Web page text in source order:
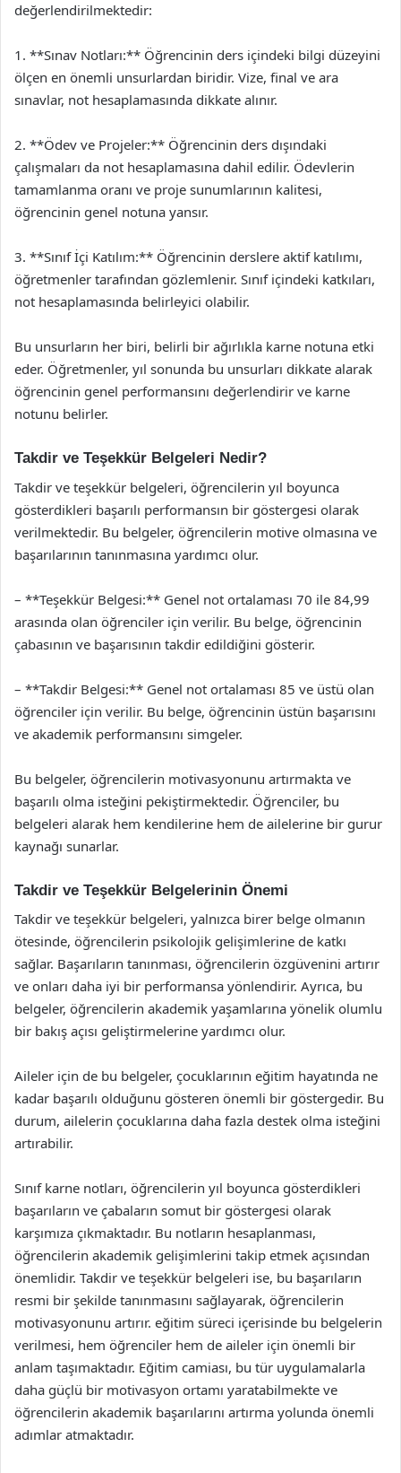
değerlendirilmektedir:
1. **Sınav Notları:** Öğrencinin ders içindeki bilgi düzeyini
ölçen en önemli unsurlardan biridir. Vize, final ve ara
sınavlar, not hesaplamasında dikkate alınır.
2. **Ödev ve Projeler:** Öğrencinin ders dışındaki
çalışmaları da not hesaplamasına dahil edilir. Ödevlerin
tamamlanma oranı ve proje sunumlarının kalitesi,
öğrencinin genel notuna yansır.
3. **Sınıf İçi Katılım:** Öğrencinin derslere aktif katılımı,
öğretmenler tarafından gözlemlenir. Sınıf içindeki katkıları,
not hesaplamasında belirleyici olabilir.
Bu unsurların her biri, belirli bir ağırlıkla karne notuna etki
eder. Öğretmenler, yıl sonunda bu unsurları dikkate alarak
öğrencinin genel performansını değerlendirir ve karne
notunu belirler.
Takdir ve Teşekkür Belgeleri Nedir?
Takdir ve teşekkür belgeleri, öğrencilerin yıl boyunca
gösterdikleri başarılı performansın bir göstergesi olarak
verilmektedir. Bu belgeler, öğrencilerin motive olmasına ve
başarılarının tanınmasına yardımcı olur.
– **Teşekkür Belgesi:** Genel not ortalaması 70 ile 84,99
arasında olan öğrenciler için verilir. Bu belge, öğrencinin
çabasının ve başarısının takdir edildiğini gösterir.
– **Takdir Belgesi:** Genel not ortalaması 85 ve üstü olan
öğrenciler için verilir. Bu belge, öğrencinin üstün başarısını
ve akademik performansını simgeler.
Bu belgeler, öğrencilerin motivasyonunu artırmakta ve
başarılı olma isteğini pekiştirmektedir. Öğrenciler, bu
belgeleri alarak hem kendilerine hem de ailelerine bir gurur
kaynağı sunarlar.
Takdir ve Teşekkür Belgelerinin Önemi
Takdir ve teşekkür belgeleri, yalnızca birer belge olmanın
ötesinde, öğrencilerin psikolojik gelişimlerine de katkı
sağlar. Başarıların tanınması, öğrencilerin özgüvenini artırır
ve onları daha iyi bir performansa yönlendirir. Ayrıca, bu
belgeler, öğrencilerin akademik yaşamlarına yönelik olumlu
bir bakış açısı geliştirmelerine yardımcı olur.
Aileler için de bu belgeler, çocuklarının eğitim hayatında ne
kadar başarılı olduğunu gösteren önemli bir göstergedir. Bu
durum, ailelerin çocuklarına daha fazla destek olma isteğini
artırabilir.
Sınıf karne notları, öğrencilerin yıl boyunca gösterdikleri
başarıların ve çabaların somut bir göstergesi olarak
karşımıza çıkmaktadır. Bu notların hesaplanması,
öğrencilerin akademik gelişimlerini takip etmek açısından
önemlidir. Takdir ve teşekkür belgeleri ise, bu başarıların
resmi bir şekilde tanınmasını sağlayarak, öğrencilerin
motivasyonunu artırır. eğitim süreci içerisinde bu belgelerin
verilmesi, hem öğrenciler hem de aileler için önemli bir
anlam taşımaktadır. Eğitim camiası, bu tür uygulamalarla
daha güçlü bir motivasyon ortamı yaratabilmekte ve
öğrencilerin akademik başarılarını artırma yolunda önemli
adımlar atmaktadır.